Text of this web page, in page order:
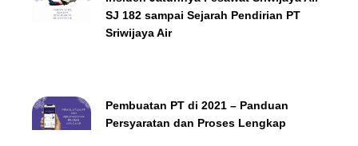
SJ 182 sampai Sejarah Pendirian PT
Sriwijaya Air
Pembuatan PT di 2021 – Panduan
Persyaratan dan Proses Lengkap